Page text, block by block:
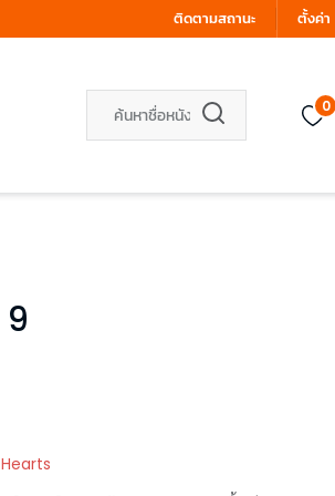
ติดตามสถานะ ตั้งค่า
0
Hearts